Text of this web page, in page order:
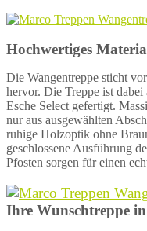
Hochwertiges
Die Wangentreppe sticht
hervor. Die Treppe ist
Esche Select gefertigt.
nur aus ausgewählten
ruhige Holzoptik ohne
geschlossene Ausführung
Pfosten sorgen für einen
Ihre Wunschtreppe